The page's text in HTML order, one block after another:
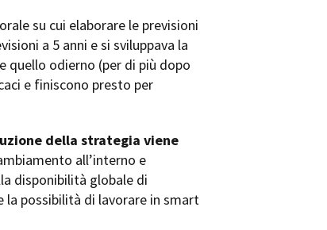
su cui elaborare le previsioni
a 5 anni e si sviluppava la
quello odierno (per di più dopo
e finiscono presto per
della strategia viene
all’interno e
disponibilità globale di
possibilità di lavorare in smart